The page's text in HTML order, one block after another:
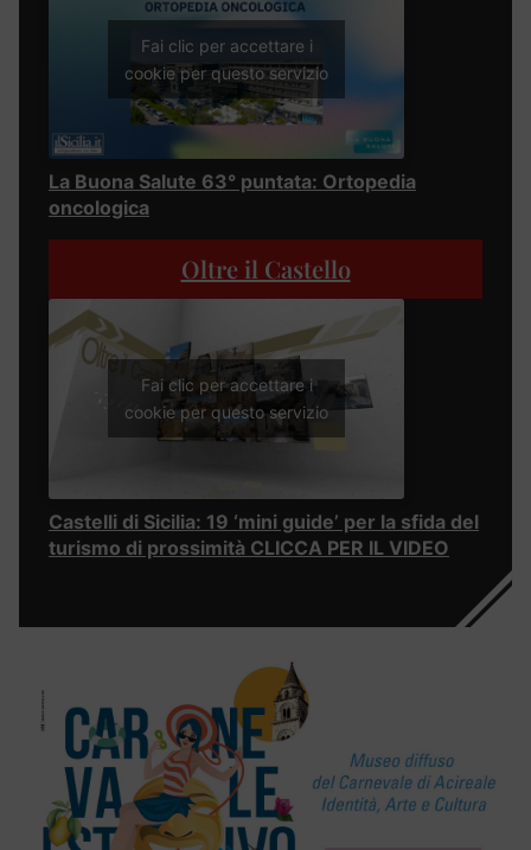
Fai clic per accettare i
cookie per questo servizio
La Buona Salute 63° puntata: Ortopedia
oncologica
Oltre il Castello
Fai clic per accettare i
cookie per questo servizio
Castelli di Sicilia: 19 ‘mini guide’ per la sfida del
turismo di prossimità CLICCA PER IL VIDEO